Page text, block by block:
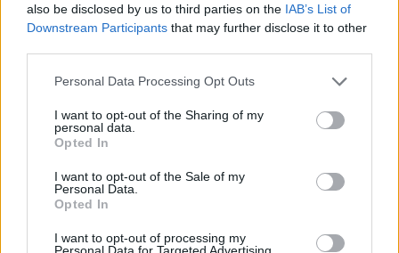
also be disclosed by us to third parties on the IAB’s List of
Downstream Participants that may further disclose it to other
Personal Data Processing Opt Outs
I want to opt-out of the Sharing of my
personal data.
Opted In
I want to opt-out of the Sale of my
Personal Data.
Opted In
I want to opt-out of processing my
Personal Data for Targeted Advertising.
Finnairin lennoista osan lentää
jatkossa toinen lentoyhtiö –
matkustajille tärkeä rajoitus
4